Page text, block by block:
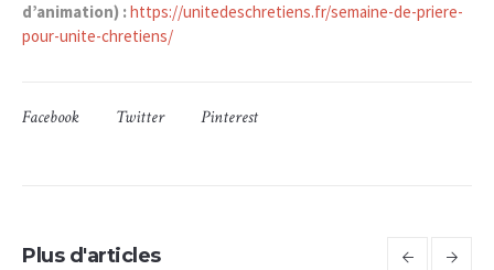
d’animation) :https://unitedeschretiens.fr/semaine-de-priere-
pour-unite-chretiens/
Facebook Twitter Pinterest
Plus d'articles